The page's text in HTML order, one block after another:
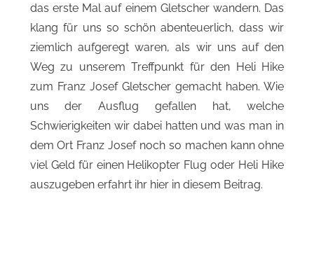
das erste Mal auf einem Gletscher wandern. Das
klang für uns so schön abenteuerlich, dass wir
ziemlich aufgeregt waren, als wir uns auf den
Weg zu unserem Treffpunkt für den Heli Hike
zum Franz Josef Gletscher gemacht haben. Wie
uns der Ausflug gefallen hat, welche
Schwierigkeiten wir dabei hatten und was man in
dem Ort Franz Josef noch so machen kann ohne
viel Geld für einen Helikopter Flug oder Heli Hike
auszugeben erfahrt ihr hier in diesem Beitrag.